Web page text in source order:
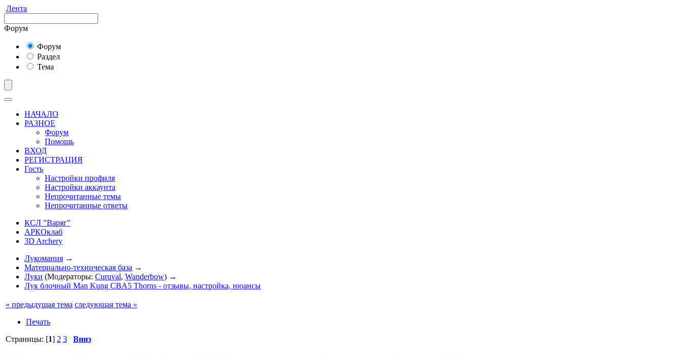
Лента
Форум
Форум
Раздел
Тема
НАЧАЛО
РАЗНОЕ
Форум
Помощь
ВХОД
РЕГИСТРАЦИЯ
Гость
Настройки профиля
Настройки аккаунта
Непрочитанные темы
Непрочитанные ответы
КСЛ "Варяг"
АРКОклаб
3D Archery
Лукомания →
Материально-техническая база →
Луки (Модераторы: Curuval, Wanderbow) →
Лук блочный Man Kung CBA5 Thorns - отзывы, настройка, нюансы
« предыдущая тема следующая тема »
Печать
Страницы: [1] 2 3 Вниз